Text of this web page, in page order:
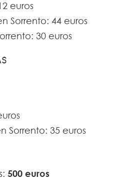
euros
Sorrento: 44 euros
30 euros
Sorrento: 35 euros
500 euros